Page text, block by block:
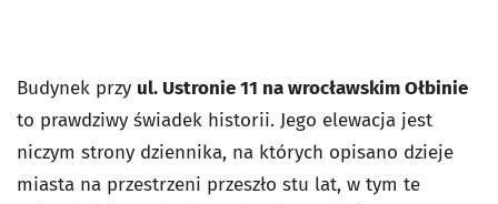
Budynek przy ul. Ustronie 11 na wrocławskim Ołbinie
to prawdziwy świadek historii. Jego elewacja jest
niczym strony dziennika, na których opisano dzieje
miasta na przestrzeni przeszło stu lat, w tym te